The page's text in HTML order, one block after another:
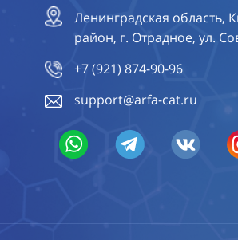
Ленинградская область,
район, г. Отрадное, ул.
+7 (921) 874-90-96
support@arfa-cat.ru